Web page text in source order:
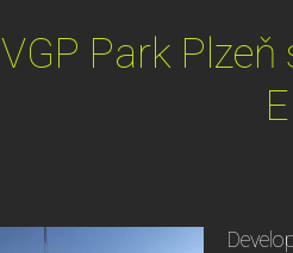
VGP Park